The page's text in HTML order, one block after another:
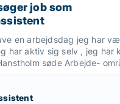
job som
en arbejdsdag jeg har
har aktiv sig selv , jeg har
søde Arbejde-
til mig med venlig